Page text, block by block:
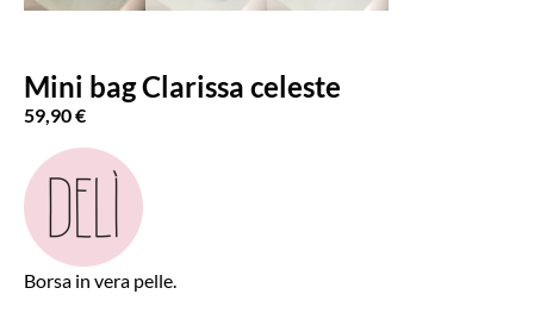
Mini bag Clarissa celeste
59,90€
Borsa in vera pelle.